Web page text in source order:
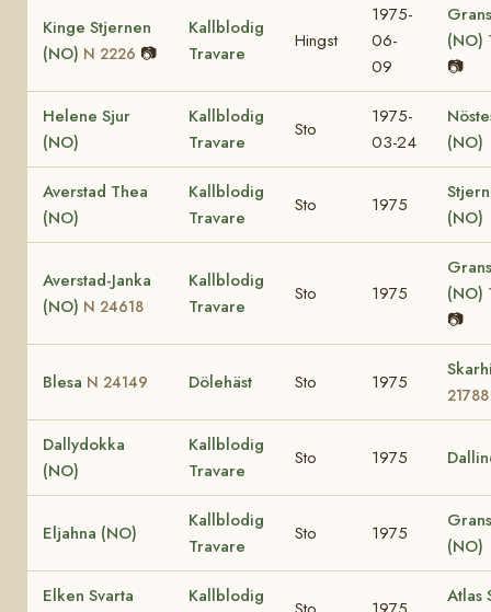
Kinge Stjernen
(NO) N 2226 📷
Kallblodig
Travare
Hingst
1975-
06-
09
(NO)
📷
Helene Sjur
(NO)
Kallblodig
Travare
Sto
1975-
03-24
(NO)
Averstad Thea
(NO)
Kallblodig
Travare
Sto 1975
(NO)
Averstad-Janka
(NO) N 24618
Kallblodig
Travare
Sto 1975
(NO)
📷
Blesa N 24149 Dölehäst Sto 1975
21788
Dallydokka
(NO)
Kallblodig
Travare
Sto 1975
Eljahna (NO)
Kallblodig
Travare
Sto 1975
(NO)
Elken Svarta
Kallblodig
Atlas